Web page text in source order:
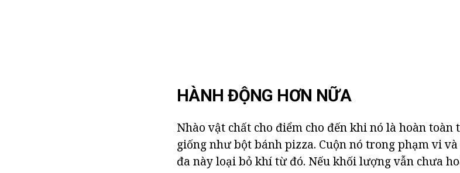
HÀNH ĐỘNG HƠN NỮA
Nhào vật chất cho điểm cho đến khi nó là hoàn
giống như bột bánh pizza. Cuộn nó trong phạm vi
đa này loại bỏ khí từ đó. Nếu khối lượng vẫn chưa